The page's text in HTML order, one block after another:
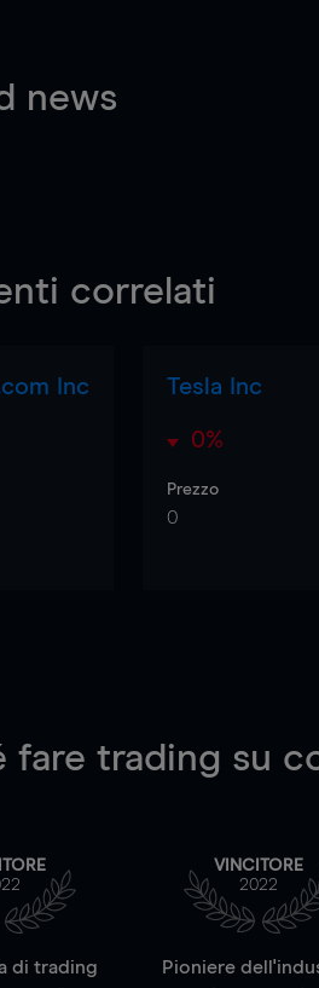
news
correlati
Inc Tesla Inc
0%
Prezzo
0
fare trading su
di trading
VINCITORE
2022
Pioniere